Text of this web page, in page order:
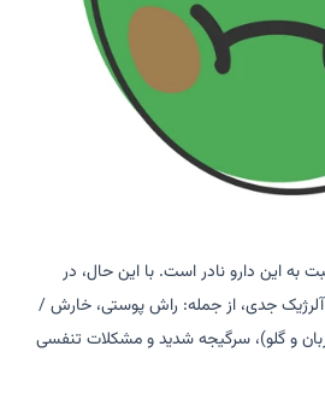
به این دارو نادر است. با این حال، در
جدی، از جمله: راش پوستی، خارش /
و گلو)، سرگیجه شدید و مشکلات تنفسی